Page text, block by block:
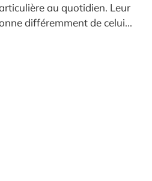
au quotidien. Leur
différemment de celui...